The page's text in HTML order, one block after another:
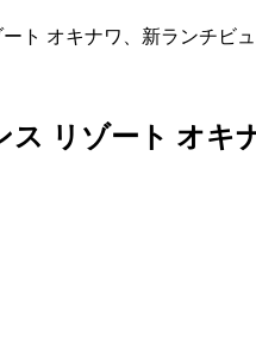
ト オキナワ、新ランチビ
ス リゾート オキ